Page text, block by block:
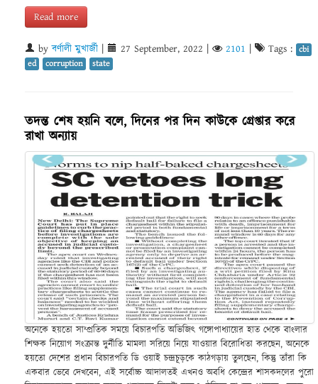
Read more
byবর্ণালী মুখার্জী 27 September, 2022 2101 Tags : cbi
ed
corruption state
তদন্ত শেষ হয়নি বলে, দিনের পর দিন কাউকে গ্রেপ্তার করে
রাখা অন্যায়
অনেকে হয়তো সাম্প্রতিক সময়ে বিচারপতি অভিজিৎ গঙ্গোপাধ্যায়ের হাত থেকে বাংলার
শিক্ষক নিয়োগ সংক্রান্ত দুর্নীতি মামলা সরিয়ে নিয়ে যাওয়ার বিরোধিতা করছেন, অনেকে
হয়তো দেশের প্রধান বিচারপতি ডি ওয়াই চন্দ্রচূড়কে কাঠগড়ায় তুলছেন, কিন্তু তাঁরা কি
একবার ভেবে দেখবেন, এই সর্বোচ্চ আদালতই এখনও অবধি কেন্দ্রের শাসকদলের পুরো